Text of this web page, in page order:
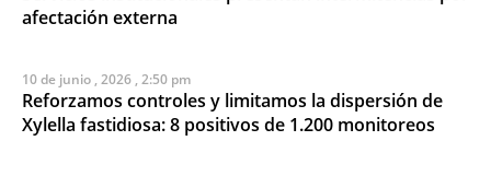
afectación externa
10 de junio , 2026 , 2:50 pm
Reforzamos controles y limitamos la dispersión de
Xylella fastidiosa: 8 positivos de 1.200 monitoreos